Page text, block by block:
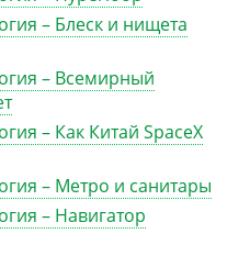
– Блеск и нищета
– Всемирный
– Как Китай SpaceX
– Метро и санитары
– Навигатор